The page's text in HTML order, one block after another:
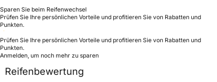
Sparen Sie beim Reifenwechsel
Prüfen Sie Ihre persönlichen Vorteile und profitieren Sie von Rabatten und
Punkten.
Prüfen Sie Ihre persönlichen Vorteile und profitieren Sie von Rabatten und
Punkten.
Anmelden, um noch mehr zu sparen
Reifenbewertung